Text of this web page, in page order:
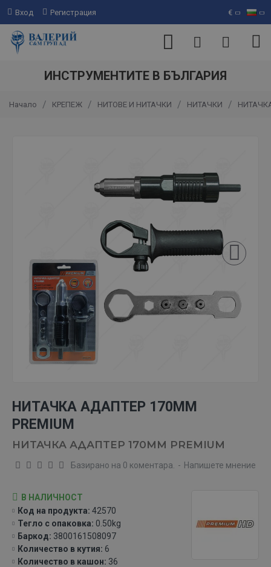
Вход Регистрация €
ИНСТРУМЕНТИТЕ В БЪЛГАРИЯ
Начало КРЕПЕЖ НИТОВЕ И НИТАЧКИ НИТАЧКИ
НИТАЧКА АДАПТЕР 170ММ
PREMIUM
НИТАЧКА АДАПТЕР 170ММ PREMIUM
В НАЛИЧНОСТ
Код на продукта: 42570
Тегло с опаковка: 0.50kg
Баркод: 3800161508097
Количество в кашон: 36
Количество в кутия: 6
Базирано на 0 коментара. - Напишете мнение